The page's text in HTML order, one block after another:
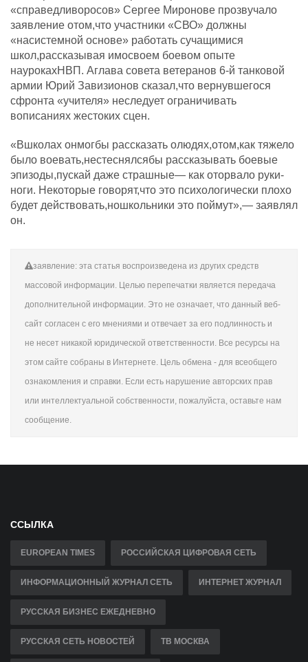
«справедливоросов» Сергее Миронове прозвучало
заявление отом,что участники «СВО» должны
«насистемной основе» работать сучащимися
школ,рассказывая имосвоем боевом опыте
наурокахНВП. Аглава совета ветеранов 6-й танковой
армии Юрий Завизионов сказал,что вернувшегося
сфронта «учителя» неследует ограничивать
вописаниях жестоких сцен.
«Вшколах онмогбы рассказать олюдях,отом,как тяжело
было воевать,нестеснялсябы рассказывать боевые
эпизоды,пускай даже страшные— как оторвало руки-
ноги. Некоторые говорят,что это психологически плохо
будет действовать,ношкольники это поймут»,— заявлял
он.
заявление: эта статья воспроизведена из других средств
массовой информации. Целью перепечатки является передача
дополнительной информации. Это не означает, что данный веб-
сайт согласен с его мнениями и отвечает за его подлинность и
не несет никакой юридической ответственности. Все ресурсы на
этом сайте собраны в Интернете. Цель обмена - для всеобщего
ознакомления и справки. Если есть нарушение авторских прав
или интеллектуальной собственности, пожалуйста, оставьте нам
сообщение.
ССЫЛКА
EUROPEAN TIMES РОССИЙСКАЯ ЦИФРОВАЯ СЕТЬ
ИНФОРМАЦИОННЫЙ ЖУРНАЛ СЕТЬ ИНТЕРНЕТ ЖУРНАЛ
РУССКАЯ БИЗНЕС ЕЖЕДНЕВНО
РУССКАЯ СЕТЬ НОВОСТЕЙ ТВ МОСКВА